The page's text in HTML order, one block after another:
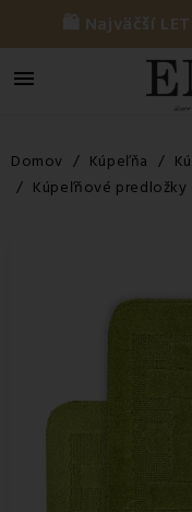
🛍️ Najväčší

Domov Kúpeľňa
Kúpeľňové predložky